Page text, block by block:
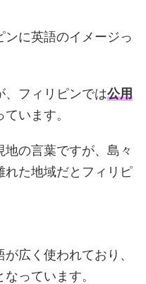
に英語のイメージっ
、フィリピンでは公用
います。
の言葉ですが、島々
れた地域だとフィリピ
広く使われており、
っています。